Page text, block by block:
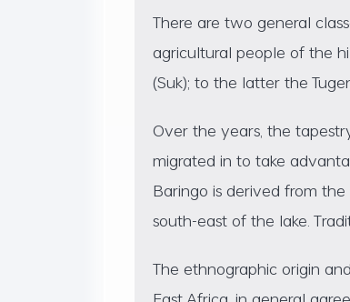
There are two general
agricultural people of the
(Suk); to the latter the
Over the years, the
migrated in to take
Baringo is derived from the
south-east of the lake.
The ethnographic origin